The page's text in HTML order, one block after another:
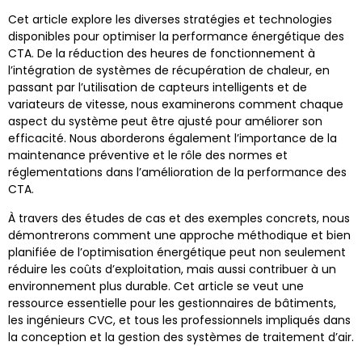
Cet article explore les diverses stratégies et technologies
disponibles pour optimiser la performance énergétique des
CTA. De la réduction des heures de fonctionnement à
l’intégration de systèmes de récupération de chaleur, en
passant par l’utilisation de capteurs intelligents et de
variateurs de vitesse, nous examinerons comment chaque
aspect du système peut être ajusté pour améliorer son
efficacité. Nous aborderons également l’importance de la
maintenance préventive et le rôle des normes et
réglementations dans l’amélioration de la performance des
CTA.
À travers des études de cas et des exemples concrets, nous
démontrerons comment une approche méthodique et bien
planifiée de l’optimisation énergétique peut non seulement
réduire les coûts d’exploitation, mais aussi contribuer à un
environnement plus durable. Cet article se veut une
ressource essentielle pour les gestionnaires de bâtiments,
les ingénieurs CVC, et tous les professionnels impliqués dans
la conception et la gestion des systèmes de traitement d’air.